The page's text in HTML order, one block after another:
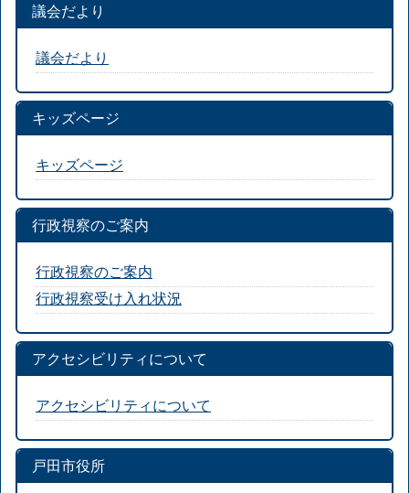
議会だより
議会だより
キッズページ
キッズページ
行政視察のご案内
行政視察のご案内
行政視察受け入れ状況
アクセシビリティについて
アクセシビリティについて
戸田市役所